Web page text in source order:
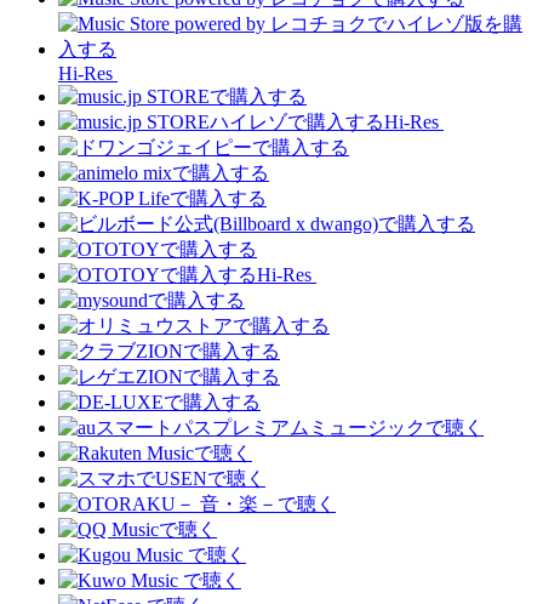
Hi-Res
Hi-Res
Hi-Res